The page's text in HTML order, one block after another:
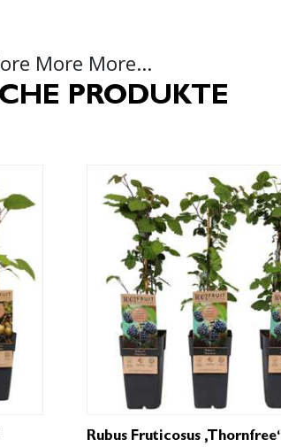
More More...
PRODUKTE
Rubus Fruticosus ‚Thornfree‘